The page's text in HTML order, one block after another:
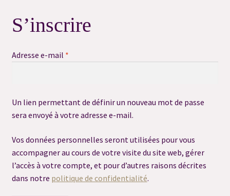
Charms Magic Oracle
Commande Spéciale
Consultation Capacités
Consultation flash message
Consultation flash question
S’inscrire
Adresse e-mail *Obligatoire
Un lien permettant de définir un nouveau mot de passe
sera envoyé à votre adresse e-mail.
Vos données personnelles seront utilisées pour vous
accompagner au cours de votre visite du site web, gérer
l’accès à votre compte, et pour d’autres raisons décrites
dans notre politique de confidentialité.